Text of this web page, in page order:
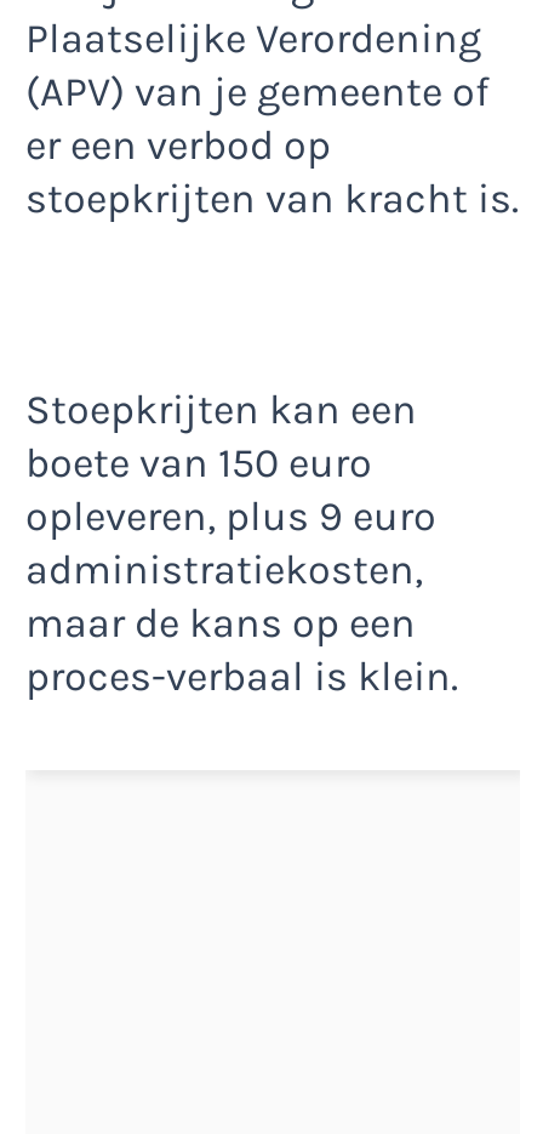
Plaatselijke Verordening
(APV) van je gemeente of
er een verbod op
stoepkrijten van kracht is.
Stoepkrijten kan een
boete van 150 euro
opleveren, plus 9 euro
administratiekosten,
maar de kans op een
proces-verbaal is klein.